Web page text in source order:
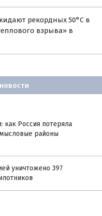
рекордных 50°С в
взрыва» в
как Россия потеряла
районы
уничтожено 397